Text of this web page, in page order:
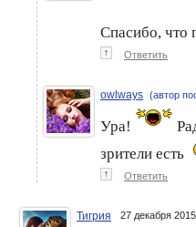
Спасибо, что
↑ Ответить
owlways (автор
Ура!
зрители есть
↑ Ответить
Тигрия 27 декабря